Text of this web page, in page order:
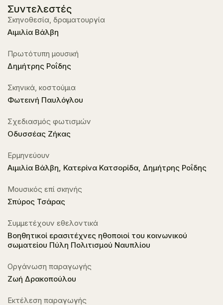
Συντελεστές
Σκηνοθεσία, δραματουργία
Αιμιλία Βάλβη
Πρωτότυπη μουσική
Δημήτρης Ροΐδης
Σκηνικά, κοστούμια
Φωτεινή Παυλόγλου
Σχεδιασμός φωτισμών
Οδυσσέας Ζήκας
Ερμηνεύουν
Αιμιλία Βάλβη, Κατερίνα Κατσορίδα, Δημήτρης Ροΐδης
Μουσικός επί σκηνής
Σπύρος Τσάρας
Συμμετέχουν εθελοντικά
Βοηθητικοί ερασιτέχνες ηθοποιοί του κοινωνικού
σωματείου Πύλη Πολιτισμού Ναυπλίου
Οργάνωση παραγωγής
Ζωή Δρακοπούλου
Εκτέλεση παραγωγής